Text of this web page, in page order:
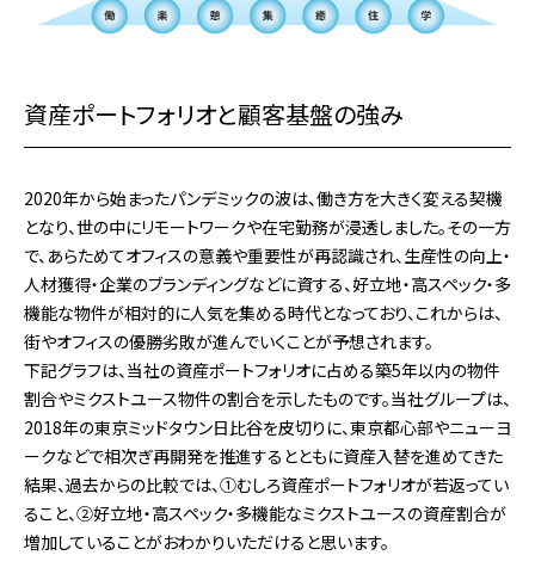
資産ポートフォリオと顧客基盤の強み
2020年から始まったパンデミックの波は、働き方を大きく変える契機
となり、世の中にリモートワークや在宅勤務が浸透しました。その一方
で、あらためてオフィスの意義や重要性が再認識され、生産性の向上・
人材獲得・企業のブランディングなどに資する、好立地・高スペック・多
機能な物件が相対的に人気を集める時代となっており、これからは、
街やオフィスの優勝劣敗が進んでいくことが予想されます。
下記グラフは、当社の資産ポートフォリオに占める築5年以内の物件
割合やミクストユース物件の割合を示したものです。当社グループは、
2018年の東京ミッドタウン日比谷を皮切りに、東京都心部やニューヨ
ークなどで相次ぎ再開発を推進するとともに資産入替を進めてきた
結果、過去からの比較では、①むしろ資産ポートフォリオが若返ってい
ること、②好立地・高スペック・多機能なミクストユースの資産割合が
増加していることがおわかりいただけると思います。